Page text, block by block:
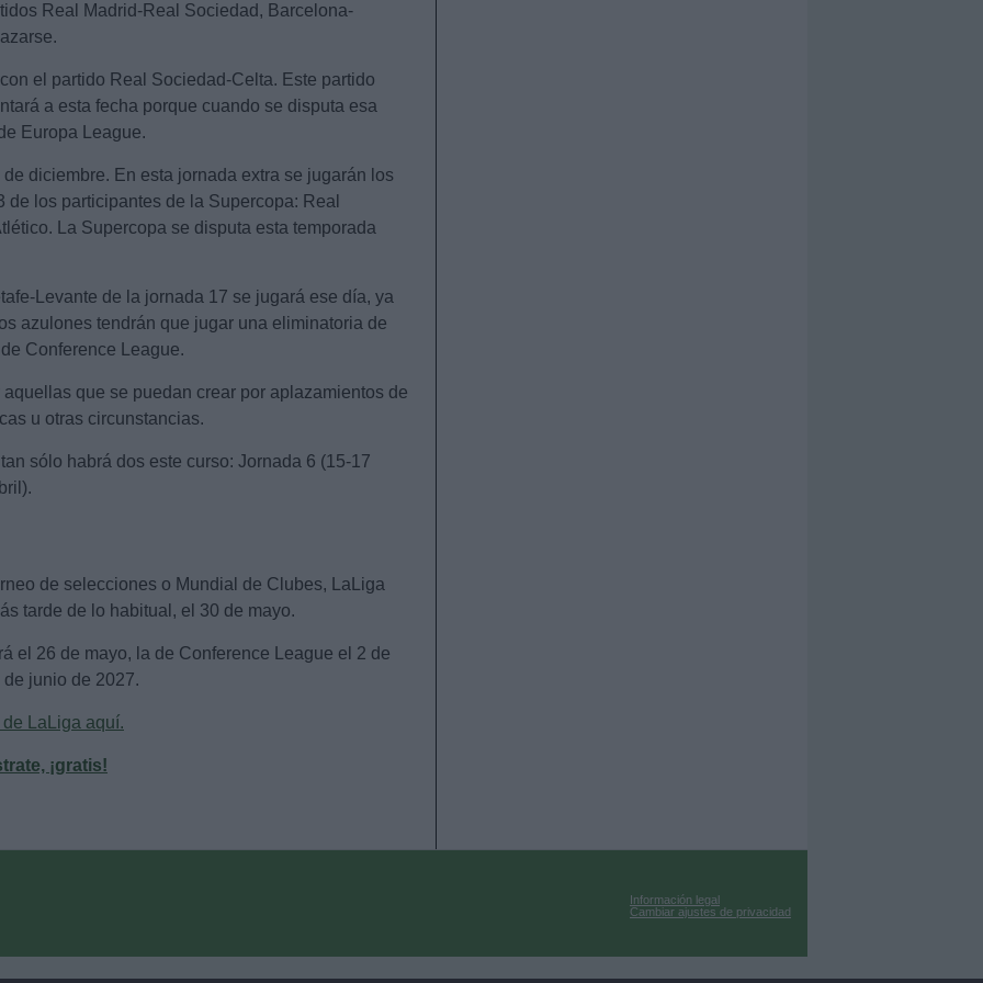
Real Madrid-Real Sociedad, Barcelona-
el partido Real Sociedad-Celta. Este partido
a esta fecha porque cuando se disputa esa
Europa League.
diciembre. En esta jornada extra se jugarán los
los participantes de la Supercopa: Real
La Supercopa se disputa esta temporada
Levante de la jornada 17 se jugará ese día, ya
azulones tendrán que jugar una eliminatoria de
Conference League.
que se puedan crear por aplazamientos de
u otras circunstancias.
sólo habrá dos este curso: Jornada 6 (15-17
de selecciones o Mundial de Clubes, LaLiga
tarde de lo habitual, el 30 de mayo.
el 26 de mayo, la de Conference League el 2 de
junio de 2027.
LaLiga aquí.
¡gratis!
Información legal
Cambiar ajustes de privacidad